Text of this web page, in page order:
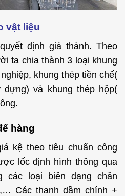
vật liệu
định giá thành. Theo
ta chia thành 3 loại khung
khung thép tiền chế(
và khung thép hộp(
hàng
kệ theo tiêu chuẩn công
lốc định hình thông qua
các loại biên dạng chân
Các thanh dầm chính +